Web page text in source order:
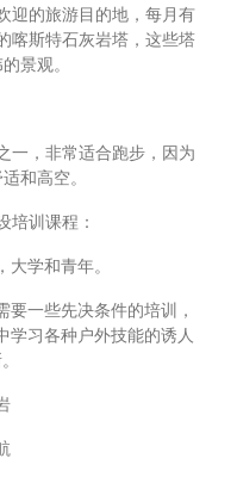
迎的旅游目的地，每月有
喀斯特石灰岩塔，这些塔
景观。
一，非常适合跑步，因为
和高空。
培训课程：
大学和青年。
一些先决条件的培训，
学习各种户外技能的诱人